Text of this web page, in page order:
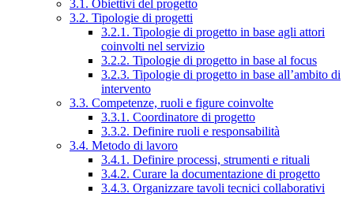
3.1. Obiettivi del progetto
3.2. Tipologie di progetti
3.2.1. Tipologie di progetto in base agli attori
coinvolti nel servizio
3.2.2. Tipologie di progetto in base al focus
3.2.3. Tipologie di progetto in base all’ambito di
intervento
3.3. Competenze, ruoli e figure coinvolte
3.3.1. Coordinatore di progetto
3.3.2. Definire ruoli e responsabilità
3.4. Metodo di lavoro
3.4.1. Definire processi, strumenti e rituali
3.4.2. Curare la documentazione di progetto
3.4.3. Organizzare tavoli tecnici collaborativi